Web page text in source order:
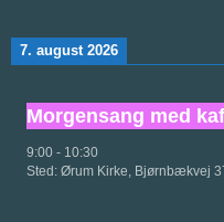
7. august 2026
Morgensang med
9:00 - 10:30
Sted: Ørum Kirke, Bjørnbækvej